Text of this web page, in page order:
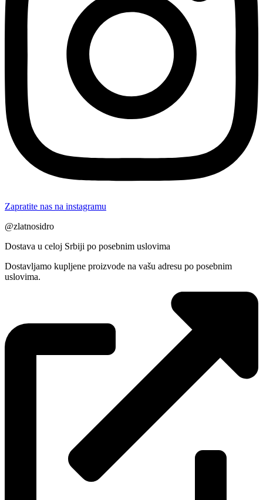
Zapratite nas na instagramu
@zlatnosidro
Dostava u celoj Srbiji po posebnim uslovima
Dostavljamo kupljene proizvode na vašu adresu po posebnim
uslovima.